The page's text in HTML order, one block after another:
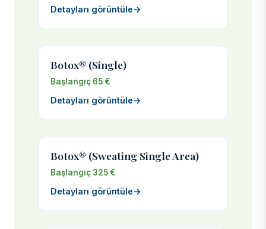
Detayları görüntüle→
Botox® (Single)
Başlangıç 65 €
Detayları görüntüle→
Botox® (Sweating Single Area)
Başlangıç 325 €
Detayları görüntüle→